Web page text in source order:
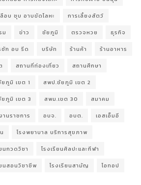
อบ ชุบ อาบขัดโลหะ การเลี้ยงสัตว์
ม ข่าว ชัยภูมิ ตรวจหวย ธุรกิจ
ซัก อบ รีด บริษัท ร้านค้า ร้านอาหาร
สถานที่ท่องเที่ยว สถานศึกษา
ภูมิ เขต 1 สพป.ชัยภูมิ เขต 2
ภูมิ เขต 3 สพม.เขต 30 สมาคม
นราชการ อบจ. อบต. เอสเอ็มอี
โรงพยาบาล บริการสุขภาพ
นกวดวิชา โรงเรียนศิลปะและกีฬา
นสอนวิชาชีพ โรงเรียนสามัญ โอทอป